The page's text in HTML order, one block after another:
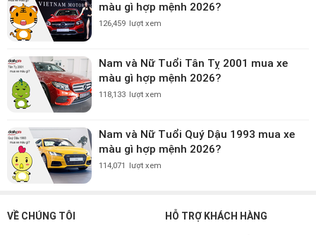
màu gì hợp mệnh 2026?
126,459 lượt xem
Nam và Nữ Tuổi Tân Tỵ 2001 mua xe
màu gì hợp mệnh 2026?
118,133 lượt xem
Nam và Nữ Tuổi Quý Dậu 1993 mua xe
màu gì hợp mệnh 2026?
114,071 lượt xem
VỀ CHÚNG TÔI HỖ TRỢ KHÁCH HÀNG